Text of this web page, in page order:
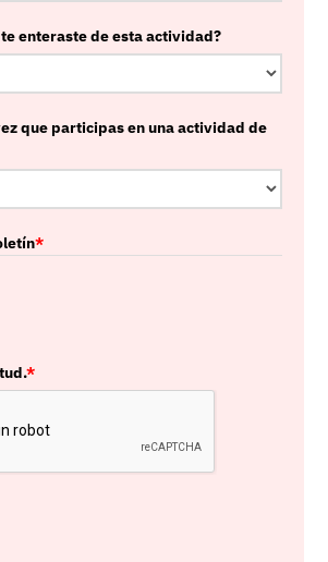
enteraste de esta actividad?
que participas en una actividad de
*
*